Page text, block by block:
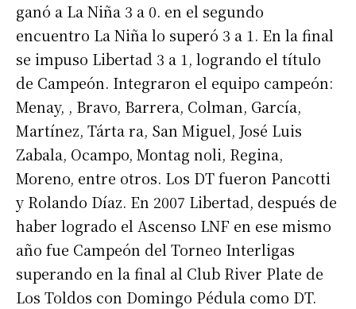
ganó a La Niña 3 a 0. en el segundo
encuentro La Niña lo superó 3 a 1. En la final
se impuso Libertad 3 a 1, logrando el título
de Campeón. Integraron el equipo campeón:
Menay, , Bravo, Barrera, Colman, García,
Martínez, Tárta ra, San Miguel, José Luis
Zabala, Ocampo, Montag noli, Regina,
Moreno, entre otros. Los DT fueron Pancotti
y Rolando Díaz. En 2007 Libertad, después de
haber logrado el Ascenso LNF en ese mismo
año fue Campeón del Torneo Interligas
superando en la final al Club River Plate de
Los Toldos con Domingo Pédula como DT.